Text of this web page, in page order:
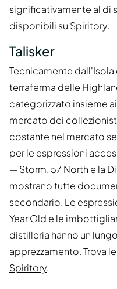
significativamente al di
disponibili su Spiritory.
Talisker
Tecnicamente
terraferma delle
categorizzato insieme
mercato dei
costante nel mercato
per le espressioni
— Storm, 57 North e la
mostrano tutte
secondario. Le
Year Old e le
distilleria hanno un
apprezzamento. Trova
Spiritory.